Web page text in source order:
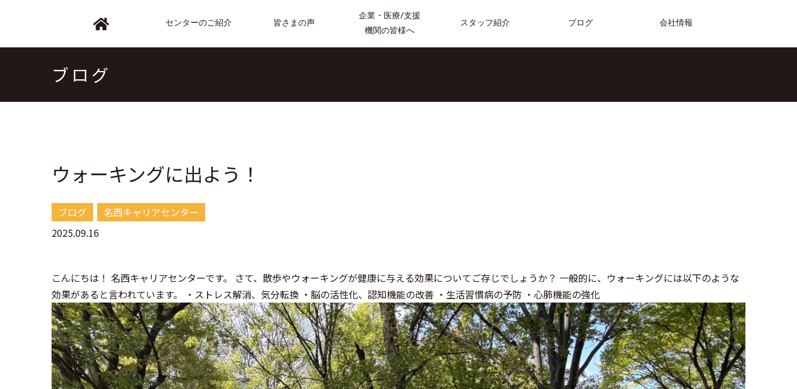
センターのご紹介 皆さまの声
企業・医療/支援
機関の皆様へ
スタッフ紹介 ブログ 会社情報
ブログ
ウォーキングに出よう！
ブログ
名西キャリアセンター
2025.09.16
こんにちは！ 名西キャリアセンターです。 さて、散歩やウォーキングが健康に与える効果についてご存じでしょうか？ 一般的に、ウォーキングには以下のような
効果があると言われています。 ・ストレス解消、気分転換 ・脳の活性化、認知機能の改善 ・生活習慣病の予防 ・心肺機能の強化